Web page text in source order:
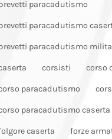
paracadutismo
paracadutismo
paracadutismo
corsisti corso
paracadutismo
paracadutismo caserta
caserta forze